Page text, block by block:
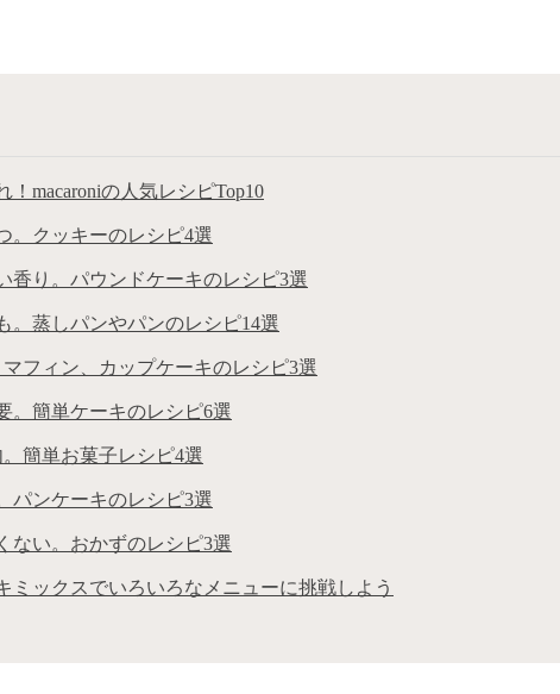
！macaroniの人気レシピTop10
。クッキーのレシピ4選
香り。パウンドケーキのレシピ3選
。蒸しパンやパンのレシピ14選
フィン、カップケーキのレシピ3選
。簡単ケーキのレシピ6選
簡単お菓子レシピ4選
パンケーキのレシピ3選
ない。おかずのレシピ3選
ミックスでいろいろなメニューに挑戦しよう